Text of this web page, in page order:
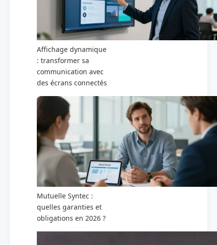
Affichage dynamique
: transformer sa
communication avec
des écrans connectés
Mutuelle Syntec :
quelles garanties et
obligations en 2026 ?